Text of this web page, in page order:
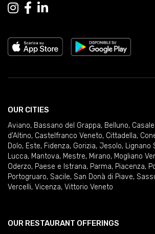
OUR CITIES
Aviano, Bassano del Grappa, Belluno,
d'Altino, Castelfranco Veneto, Cittadella,
Dolo, Este, Fidenza, Gorizia, Jesolo, Lignano
Lucca, Mantova, Mestre, Mirano, Mogliano
Oderzo, Paese e Istrana, Parma, Piacenza,
Portogruaro, Sacile, San Donà di Piave,
Vercelli, Vicenza, Vittorio Veneto
OUR RESTAURANT OFFERINGS